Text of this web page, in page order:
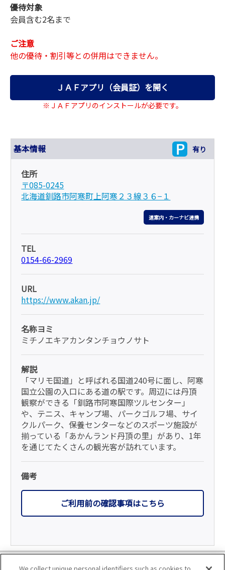
優待対象
会員含む2名まで
ご注意
他の優待・割引等との併用はできません。
ＪＡＦアプリ（会員証）を開く
※ＪＡＦアプリのインストールが必要です。
基本情報 有り
住所
〒085-0245
北海道釧路市阿寒町上阿寒２３線３６−１
道案内・カーナビ連携
TEL
0154-66-2969
URL
https://www.akan.jp/
名称ヨミ
ミチノエキアカンタンチョウノサト
解説
「マリモ国道」と呼ばれる国道240号に面し、阿寒
国立公園の入口にある道の駅です。周辺には丹頂
観察ができる「釧路市阿寒国際ツルセンター」
や、テニス、キャンプ場、パークゴルフ場、サイ
クルパーク、保養センターなどのスポーツ施設が
揃っている「あかんランド丹頂の里」があり、1年
を通じてたくさんの観光客が訪れています。
備考
ご利用前の確認事項はこちら